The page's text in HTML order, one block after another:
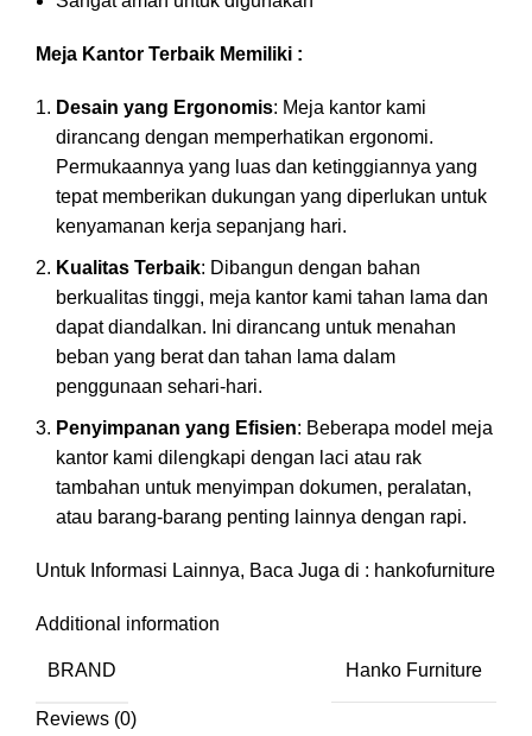
Meja Kantor Terbaik Memiliki :
Desain yang Ergonomis: Meja kantor kami
dirancang dengan memperhatikan ergonomi.
Permukaannya yang luas dan ketinggiannya yang
tepat memberikan dukungan yang diperlukan untuk
kenyamanan kerja sepanjang hari.
Kualitas Terbaik: Dibangun dengan bahan
berkualitas tinggi, meja kantor kami tahan lama dan
dapat diandalkan. Ini dirancang untuk menahan
beban yang berat dan tahan lama dalam
penggunaan sehari-hari.
Penyimpanan yang Efisien: Beberapa model meja
kantor kami dilengkapi dengan laci atau rak
tambahan untuk menyimpan dokumen, peralatan,
atau barang-barang penting lainnya dengan rapi.
Untuk Informasi Lainnya, Baca Juga di : hankofurniture
Additional information
BRAND Hanko Furniture
Reviews (0)